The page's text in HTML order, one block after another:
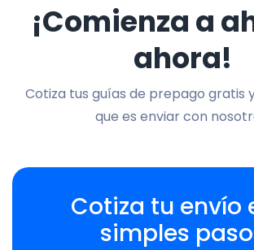
¡Comienza a
ahora!
Cotiza tus guías de prepago gratis
que es enviar con
Cotiza tu envío
simples